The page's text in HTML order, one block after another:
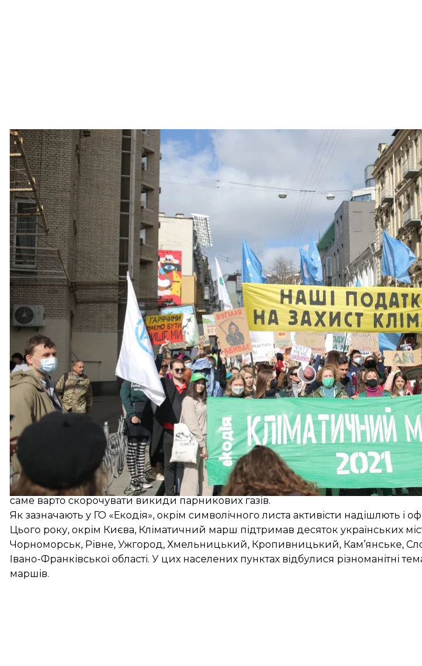
Сотні людей у Києві вийшли на Кліматичний
У Києві відбувся Кліматичний марш, учасники якого вимагали від влади
клімату. До акції долучилися понад 30 громадських організацій та більше ніж
Антарктиді.
Про це нам повідомив керівник відділу комунікацій ГО «Екодія» Валентин
На марш у Києві вийшла приблизно тисяча людей. Хода почалася на
Незалежності, Європейською площею, а завершилася біля Верховної Ради.
Активісти закликали владу збільшити фінансування на заходи зі скорочення
клімату тощо.
Окрім того, вимагали відмовитися від дотацій на вугільну сферу, закласти
будівель і розвиток системи державного моніторингу якості повітря.
Організатори маршу передали представникам Міндовкілля та народним
саме варто скорочувати викиди парникових газів.
Як зазначають у ГО «Екодія», окрім символічного листа активісти надішлють і
Цього року, окрім Києва, Кліматичний марш підтримав десяток українських
Чорноморськ, Рівне, Ужгород, Хмельницький, Кропивницький, Кам’янське,
Івано-Франківської області. У цих населених пунктах відбулися різноманітні
маршів.